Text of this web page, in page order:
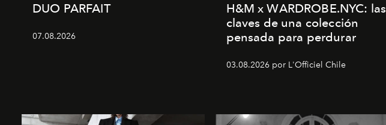
DUO PARFAIT
07.08.2026
H&M x WARDROBE.NYC: las
claves de una colección
pensada para perdurar
03.08.2026 por L'Officiel Chile